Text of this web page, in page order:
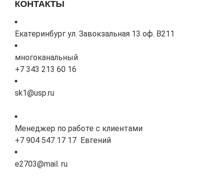
КОНТАКТЫ
Екатеринбург ул. Завокзальная 13 оф. В211
многоканальный
+7 343 213 60 16
sk1@usp.ru
Менеджер по работе с клиентами
+7 904 547 17 17 Евгений
e2703@mail. ru